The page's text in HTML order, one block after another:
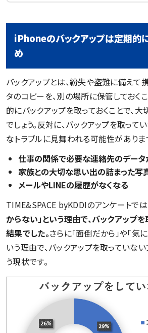
iPhoneのバックアップは定期的
め
バックアップとは、紛失や盗難に備えて
タのコピーを、別の場所に保管しておく
的にバックアップを取っておくことで、
でしょう。反対に、バックアップを取って
なトラブルに見舞われる可能性がありま
仕事の関係で必要な連絡先のデータ
家族との大切な思い出の詰まった写
メールやLINEの履歴がなくなる
TIME&SPACE byKDDIのアンケートでは
からない」という理由で、バックアップ
結果でした。さらに「面倒だから」や「気
いう理由で、バックアップを取っていな
う現状です。